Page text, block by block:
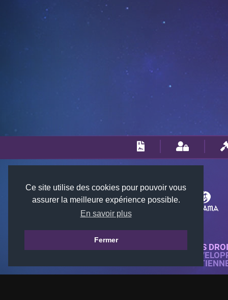
Ce site utilise des cookies pour pouvoir vous
assurer la meilleure expérience possible.
En savoir plus
Fermer
© 2018-2026 KTARENA. TOUS
SITE WEB ENTIÈREMENT
TOUTES LES IMAGES